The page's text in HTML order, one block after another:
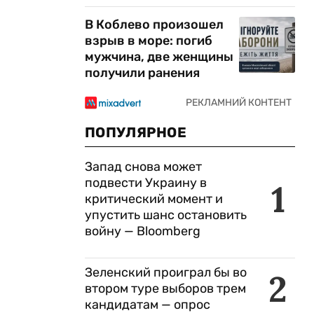
В Коблево произошел
взрыв в море: погиб
мужчина, две женщины
получили ранения
ПОПУЛЯРНОЕ
1
Запад снова может
подвести Украину в
критический момент и
упустить шанс остановить
войну — Bloomberg
2
Зеленский проиграл бы во
втором туре выборов трем
кандидатам — опрос